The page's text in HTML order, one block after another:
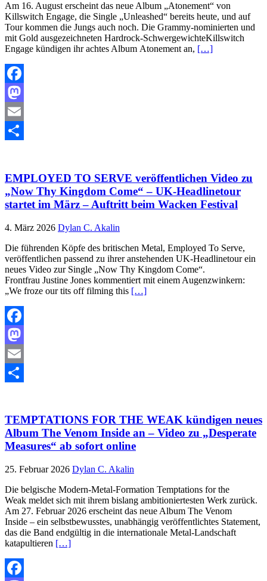
Am 16. August erscheint das neue Album „Atonement“ von
Killswitch Engage, die Single „Unleashed“ bereits heute, und auf
Tour kommen die Jungs auch noch. Die Grammy-nominierten und
mit Gold ausgezeichneten Hardrock-SchwergewichteKillswitch
Engage kündigen ihr achtes Album Atonement an, […]
Facebook
Mastodon
Email
EMPLOYED TO SERVE veröffentlichen Video zu
„Now Thy Kingdom Come“ – UK-Headlinetour
startet im März – Auftritt beim Wacken Festival
4. März 2026 Dylan C. Akalin
Die führenden Köpfe des britischen Metal, Employed To Serve,
veröffentlichen passend zu ihrer anstehenden UK-Headlinetour ein
neues Video zur Single „Now Thy Kingdom Come“.
Frontfrau Justine Jones kommentiert mit einem Augenzwinkern:
„We froze our tits off filming this […]
Facebook
Mastodon
Email
TEMPTATIONS FOR THE WEAK kündigen neues
Album The Venom Inside an – Video zu „Desperate
Measures“ ab sofort online
25. Februar 2026 Dylan C. Akalin
Die belgische Modern-Metal-Formation Temptations for the
Weak meldet sich mit ihrem bislang ambitioniertesten Werk zurück.
Am 27. Februar 2026 erscheint das neue Album The Venom
Inside – ein selbstbewusstes, unabhängig veröffentlichtes Statement,
das die Band endgültig in die internationale Metal-Landschaft
katapultieren […]